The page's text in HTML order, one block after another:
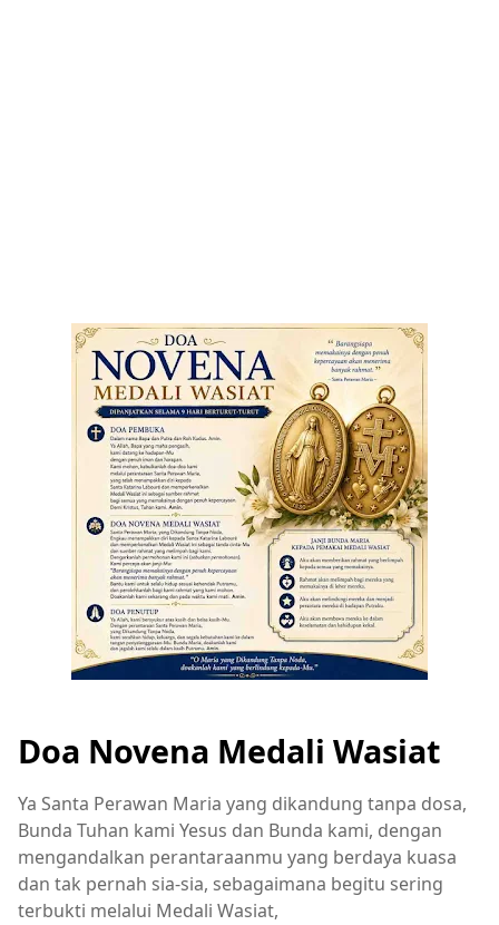
Doa Novena Medali Wasiat
Ya Santa Perawan Maria yang dikandung tanpa dosa,
Bunda Tuhan kami Yesus dan Bunda kami, dengan
mengandalkan perantaraanmu yang berdaya kuasa
dan tak pernah sia-sia, sebagaimana begitu sering
terbukti melalui Medali Wasiat,